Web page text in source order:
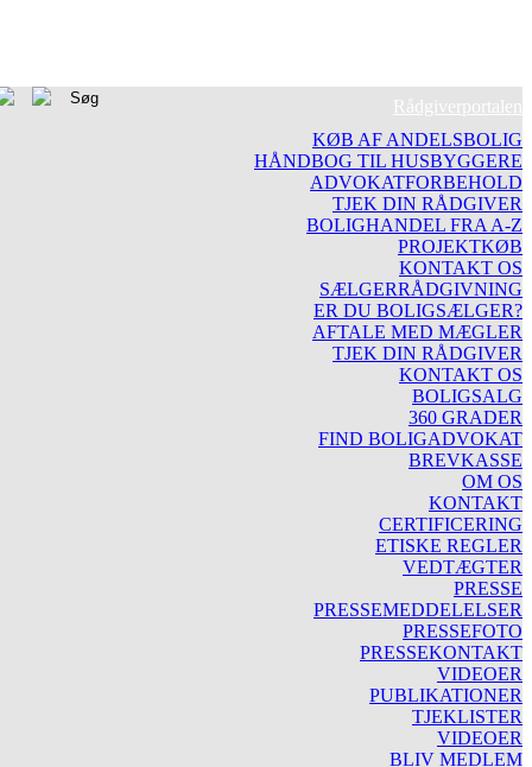
Rådgiverportalen
KØB AF ANDELSBOLIG
HÅNDBOG TIL HUSBYGGERE
ADVOKATFORBEHOLD
TJEK DIN RÅDGIVER
BOLIGHANDEL FRA A-Z
PROJEKTKØB
KONTAKT OS
SÆLGERRÅDGIVNING
ER DU BOLIGSÆLGER?
AFTALE MED MÆGLER
TJEK DIN RÅDGIVER
KONTAKT OS
BOLIGSALG
360 GRADER
FIND BOLIGADVOKAT
BREVKASSE
OM OS
KONTAKT
CERTIFICERING
ETISKE REGLER
VEDTÆGTER
PRESSE
PRESSEMEDDELELSER
PRESSEFOTO
PRESSEKONTAKT
VIDEOER
PUBLIKATIONER
TJEKLISTER
VIDEOER
BLIV MEDLEM